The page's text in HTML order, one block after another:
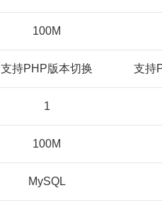
100M
支持PHP版本切换
1
100M
MySQL
支持